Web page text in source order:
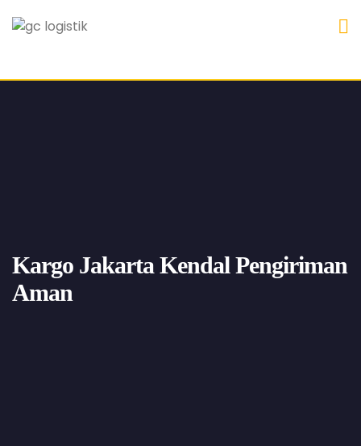
Kargo Jakarta Kendal Pengiriman
Aman